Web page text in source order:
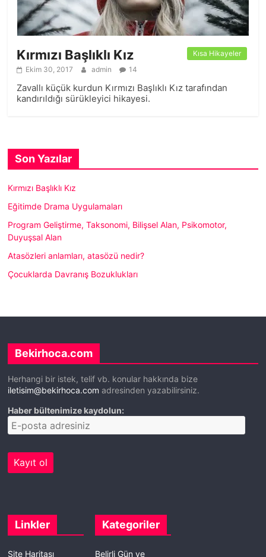
Kısa Hikayeler
Kırmızı Başlıklı Kız
Ekim 30, 2017 admin 14
Zavallı küçük kurdun Kırmızı Başlıklı Kız tarafından
kandırıldığı sürükleyici hikayesi.
Son Yazılar
Kırmızı Başlıklı Kız
Eğitimde Drama Uygulamaları
Program Geliştirme, Taksonomi, Bilişsel Alan, Psikomotor,
Duyuşsal Alan
Atasözleri anlamları, atasözü nedir?
Çocuklarda Davranış Bozuklukları
Bekirhoca.com
Herhangi bir istek, telif vb. konular hakkında bize
iletisim@bekirhoca.com adresinden yazabilirsiniz.
Haber bültenimize kaydolun:
Linkler
Site Haritası
Kategoriler
Belirli Gün ve